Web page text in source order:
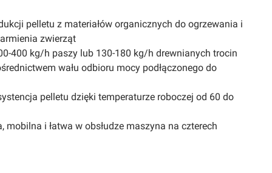
pelletu z materiałów organicznych do ogrzewania i
zwierząt
400 kg/h paszy lub 130-180 kg/h drewnianych trocin
wału odbioru mocy podłączonego do
pelletu dzięki temperaturze roboczej od 60 do
i łatwa w obsłudze maszyna na czterech